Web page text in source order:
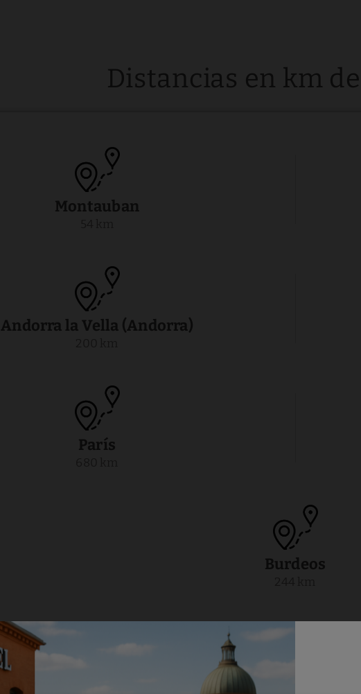
Distancias en km
Montauban
Andorra la Vella (Andorra)
París
Burdeos